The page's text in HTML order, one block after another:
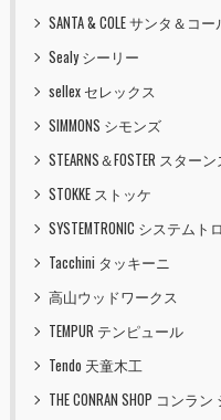
SANTA & COLE サンタ＆コー
Sealy シーリー
sellex セレックス
SIMMONS シモンズ
STEARNS＆FOSTER スター
STOKKE ストッケ
SYSTEMTRONIC システムト
Tacchini タッキーニ
高山ウッドワークス
TEMPUR テンピュール
Tendo 天童木工
THE CONRAN SHOP コンラ